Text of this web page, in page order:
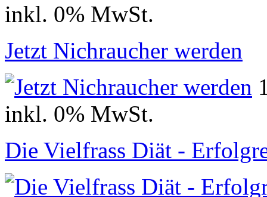
inkl. 0% MwSt.
Jetzt Nichraucher werden
inkl. 0% MwSt.
Die Vielfrass Diät -